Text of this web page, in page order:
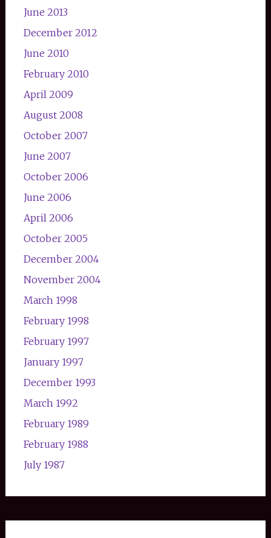
June 2013
December 2012
June 2010
February 2010
April 2009
August 2008
October 2007
June 2007
October 2006
June 2006
April 2006
October 2005
December 2004
November 2004
March 1998
February 1998
February 1997
January 1997
December 1993
March 1992
February 1989
February 1988
July 1987